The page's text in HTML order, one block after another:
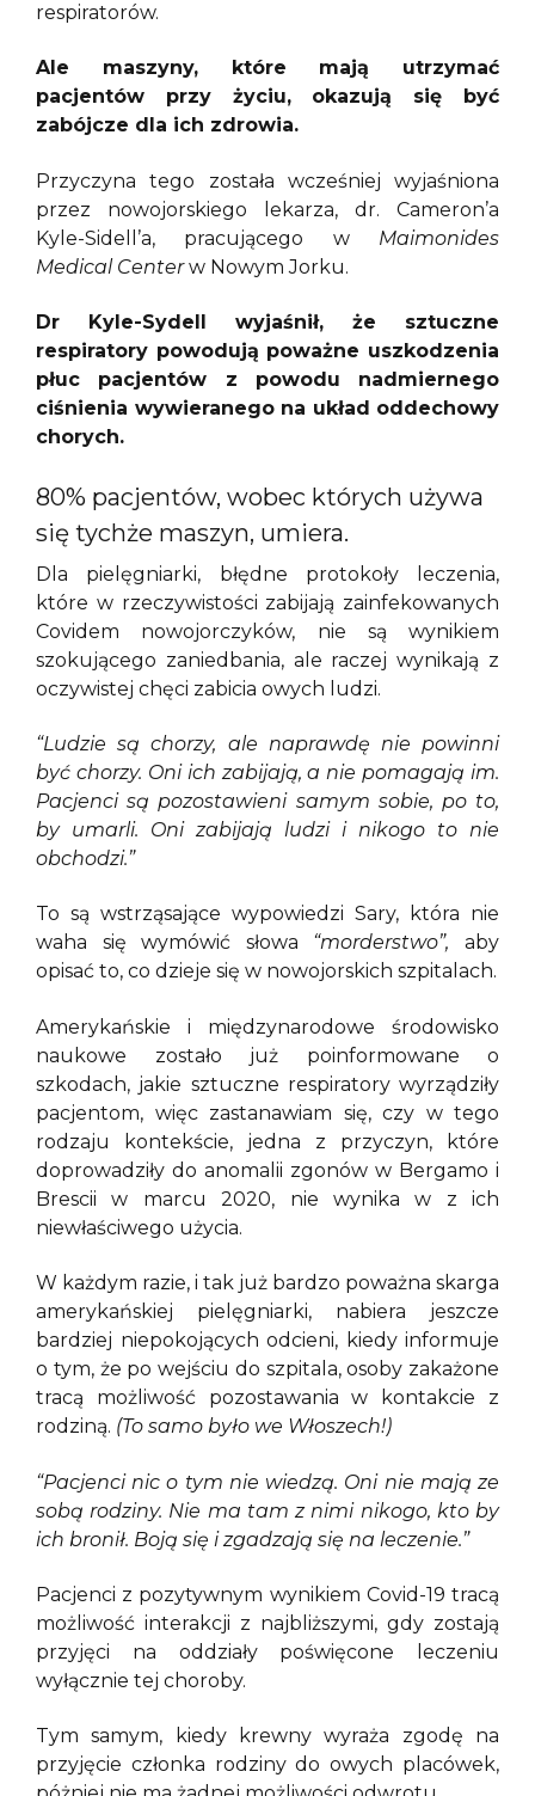
respiratorów.
Ale maszyny, które mają utrzymać
pacjentów przy życiu, okazują się być
zabójcze dla ich zdrowia.
Przyczyna tego została wcześniej wyjaśniona
przez nowojorskiego lekarza, dr. Cameron’a
Kyle-Sidell’a, pracującego w Maimonides
Medical Centerw Nowym Jorku.
Dr Kyle-Sydell wyjaśnił, że sztuczne
respiratory powodują poważne uszkodzenia
płuc pacjentów z powodu nadmiernego
ciśnienia wywieranego na układ oddechowy
chorych.
80% pacjentów, wobec których używa
się tychże maszyn, umiera.
Dla pielęgniarki, błędne protokoły leczenia,
które w rzeczywistości zabijają zainfekowanych
Covidem nowojorczyków, nie są wynikiem
szokującego zaniedbania, ale raczej wynikają z
oczywistej chęci zabicia owych ludzi.
“Ludzie są chorzy, ale naprawdę nie powinni
być chorzy. Oni ich zabijają, a nie pomagają im.
Pacjenci są pozostawieni samym sobie, po to,
by umarli. Oni zabijają ludzi i nikogo to nie
obchodzi.”
To są wstrząsające wypowiedzi Sary, która nie
waha się wymówić słowa “morderstwo”, aby
opisać to, co dzieje się w nowojorskich szpitalach.
Amerykańskie i międzynarodowe środowisko
naukowe zostało już poinformowane o
szkodach, jakie sztuczne respiratory wyrządziły
pacjentom, więc zastanawiam się, czy w tego
rodzaju kontekście, jedna z przyczyn, które
doprowadziły do anomalii zgonów w Bergamo i
Brescii w marcu 2020, nie wynika w z ich
niewłaściwego użycia.
W każdym razie, i tak już bardzo poważna skarga
amerykańskiej pielęgniarki, nabiera jeszcze
bardziej niepokojących odcieni, kiedy informuje
o tym, że po wejściu do szpitala, osoby zakażone
tracą możliwość pozostawania w kontakcie z
rodziną. (To samo było we Włoszech!)
“Pacjenci nic o tym nie wiedzą. Oni nie mają ze
sobą rodziny. Nie ma tam z nimi nikogo, kto by
ich bronił. Boją się i zgadzają się na leczenie.”
Pacjenci z pozytywnym wynikiem Covid-19 tracą
możliwość interakcji z najbliższymi, gdy zostają
przyjęci na oddziały poświęcone leczeniu
wyłącznie tej choroby.
Tym samym, kiedy krewny wyraża zgodę na
przyjęcie członka rodziny do owych placówek,